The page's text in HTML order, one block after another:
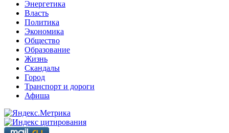
Энергетика
Власть
Политика
Экономика
Общество
Образование
Жизнь
Скандалы
Город
Транспорт и дороги
Афиша